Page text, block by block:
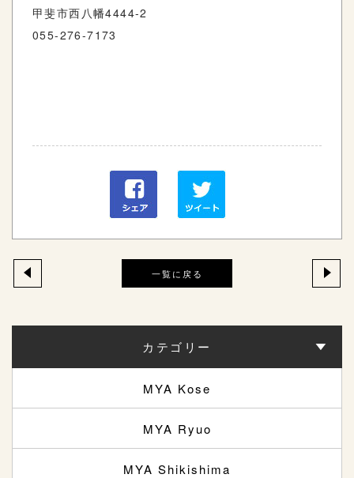
甲斐市西八幡4444-2
055-276-7173
一覧に戻る
カテゴリー
MYA Kose
MYA Ryuo
MYA Shikishima